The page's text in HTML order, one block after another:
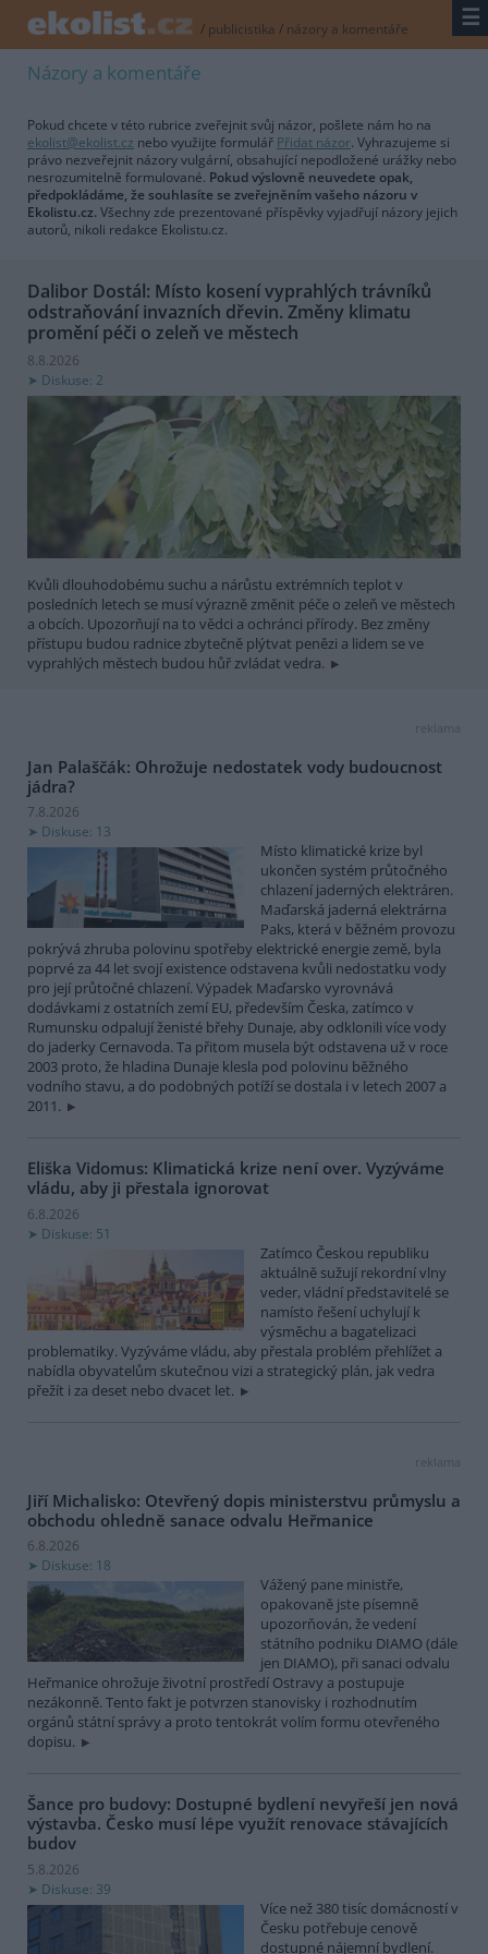
/ publicistika / názory a komentáře ☰
Názory a komentáře
Pokud chcete v této rubrice zveřejnit svůj názor, pošlete nám ho na
ekolist@ekolist.cz nebo využijte formulář Přidat názor. Vyhrazujeme si
právo nezveřejnit názory vulgární, obsahující nepodložené urážky nebo
nesrozumitelně formulované. Pokud výslovně neuvedete opak,
předpokládáme, že souhlasíte se zveřejněním vašeho názoru v
Ekolistu.cz. Všechny zde prezentované příspěvky vyjadřují názory jejich
autorů, nikoli redakce Ekolistu.cz.
Dalibor Dostál: Místo kosení vyprahlých trávníků
odstraňování invazních dřevin. Změny klimatu
promění péči o zeleň ve městech
8.8.2026
Diskuse: 2
Kvůli dlouhodobému suchu a nárůstu extrémních teplot v
posledních letech se musí výrazně změnit péče o zeleň ve městech
a obcích. Upozorňují na to vědci a ochránci přírody. Bez změny
přístupu budou radnice zbytečně plýtvat penězi a lidem se ve
vyprahlých městech budou hůř zvládat vedra.
reklama
Jan Palaščák: Ohrožuje nedostatek vody budoucnost
jádra?
7.8.2026
Diskuse: 13
Místo klimatické krize byl
ukončen systém průtočného
chlazení jaderných elektráren.
Maďarská jaderná elektrárna
Paks, která v běžném provozu
pokrývá zhruba polovinu spotřeby elektrické energie země, byla
poprvé za 44 let svojí existence odstavena kvůli nedostatku vody
pro její průtočné chlazení. Výpadek Maďarsko vyrovnává
dodávkami z ostatních zemí EU, především Česka, zatímco v
Rumunsku odpalují ženisté břehy Dunaje, aby odklonili více vody
do jaderky Cernavoda. Ta přitom musela být odstavena už v roce
2003 proto, že hladina Dunaje klesla pod polovinu běžného
vodního stavu, a do podobných potíží se dostala i v letech 2007 a
2011.
Eliška Vidomus: Klimatická krize není over. Vyzýváme
vládu, aby ji přestala ignorovat
6.8.2026
Diskuse: 51
Zatímco Českou republiku
aktuálně sužují rekordní vlny
veder, vládní představitelé se
namísto řešení uchylují k
výsměchu a bagatelizaci
problematiky. Vyzýváme vládu, aby přestala problém přehlížet a
nabídla obyvatelům skutečnou vizi a strategický plán, jak vedra
přežít i za deset nebo dvacet let.
reklama
Jiří Michalisko: Otevřený dopis ministerstvu průmyslu a
obchodu ohledně sanace odvalu Heřmanice
6.8.2026
Diskuse: 18
Vážený pane ministře,
opakovaně jste písemně
upozorňován, že vedení
státního podniku DIAMO (dále
jen DIAMO), při sanaci odvalu
Heřmanice ohrožuje životní prostředí Ostravy a postupuje
nezákonně. Tento fakt je potvrzen stanovisky i rozhodnutím
orgánů státní správy a proto tentokrát volím formu otevřeného
dopisu.
Šance pro budovy: Dostupné bydlení nevyřeší jen nová
výstavba. Česko musí lépe využít renovace stávajících
budov
5.8.2026
Diskuse: 39
Více než 380 tisíc domácností v
Česku potřebuje cenově
dostupné nájemní bydlení.